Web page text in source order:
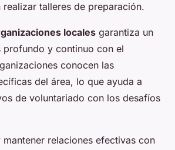
talleres de preparación.
locales garantiza un
profundo y continuo con el
conocen las
del área, lo que ayuda a
de voluntariado con los desafíos
mantener relaciones efectivas con